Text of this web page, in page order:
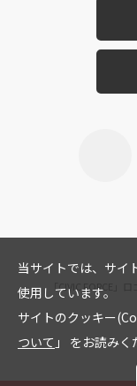
当サイトでは、サイ
使用しています。
サイトのクッキー
ついて 」 をお読みく
「CIVIC FORCE」